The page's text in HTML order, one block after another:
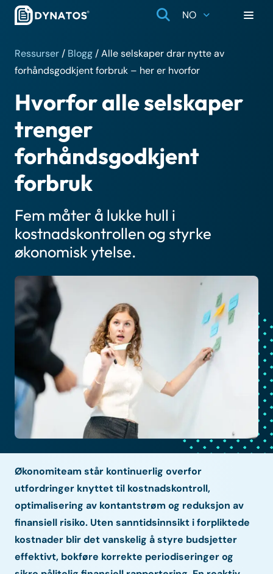
NO
Ressurser / Blogg /Alle selskaper drar nytte av
forhåndsgodkjent forbruk – her er hvorfor
Hvorfor alle selskaper
trenger
forhåndsgodkjent
forbruk
Fem måter å lukke hull i
kostnadskontrollen og styrke
økonomisk ytelse.
Økonomiteam står kontinuerlig overfor
utfordringer knyttet til kostnadskontroll,
optimalisering av kontantstrøm og reduksjon av
finansiell risiko. Uten sanntidsinnsikt i forpliktede
kostnader blir det vanskelig å styre budsjetter
effektivt, bokføre korrekte periodiseringer og